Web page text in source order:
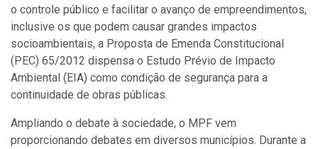
o controle público e facilitar o avanço de empreendimentos,
inclusive os que podem causar grandes impactos
socioambientais, a Proposta de Emenda Constitucional
(PEC) 65/2012 dispensa o Estudo Prévio de Impacto
Ambiental (EIA) como condição de segurança para a
continuidade de obras públicas.
Ampliando o debate à sociedade, o MPF vem
proporcionando debates em diversos municípios. Durante a